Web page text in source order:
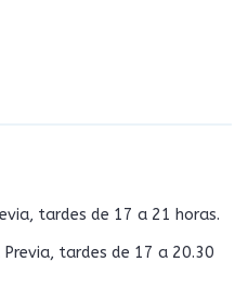
tardes de 17 a 21 horas.
tardes de 17 a 20.30